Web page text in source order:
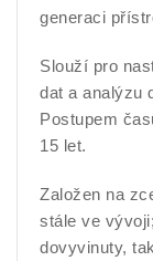
generaci
Slouží pro
dat a analýzu
Postupem
15 let.
Založen na
stále ve
dovyvinuty,